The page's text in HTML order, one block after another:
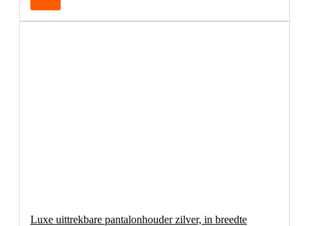
Luxe uittrekbare pantalonhouder zilver, in breedte